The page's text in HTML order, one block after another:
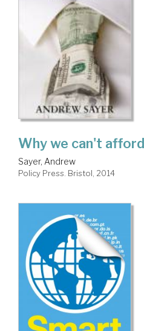
Why we can't
Sayer, Andrew
Policy Press. Bristol, 2014